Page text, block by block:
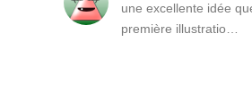
une excellente idée
première illustratio…